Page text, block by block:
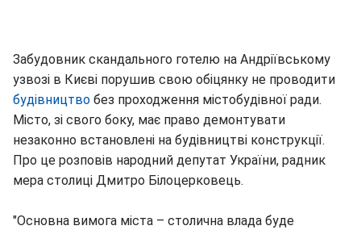
Забудовник скандального готелю на Андріївському
узвозі в Києві порушив свою обіцянку не проводити
будівництво без проходження містобудівної ради.
Місто, зі свого боку, має право демонтувати
незаконно встановлені на будівництві конструкції.
Про це розповів народний депутат України, радник
мера столиці Дмитро Білоцерковець.
"Основна вимога міста – столична влада буде